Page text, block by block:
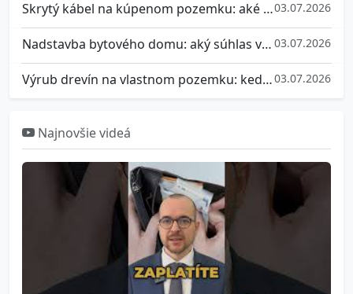
Skrytý kábel na kúpenom pozemku: aké máte práva a ako sa brániť03.07.2026
Nadstavba bytového domu: aký súhlas vlastníkov potrebujete a ako sa brániť, ak nesúhlasíte 03.07.2026
Výrub drevín na vlastnom pozemku: kedy potrebujete súhlas a aké pokuty hrozia za nepovolený výrub stromu03.07.2026
Najnovšie videá